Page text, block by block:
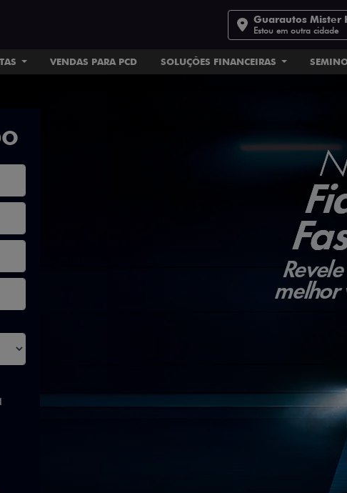
Guarautos Mister
Estou em outra cidade
VENDAS PARA PCD SOLUÇÕES FINANCEIRAS